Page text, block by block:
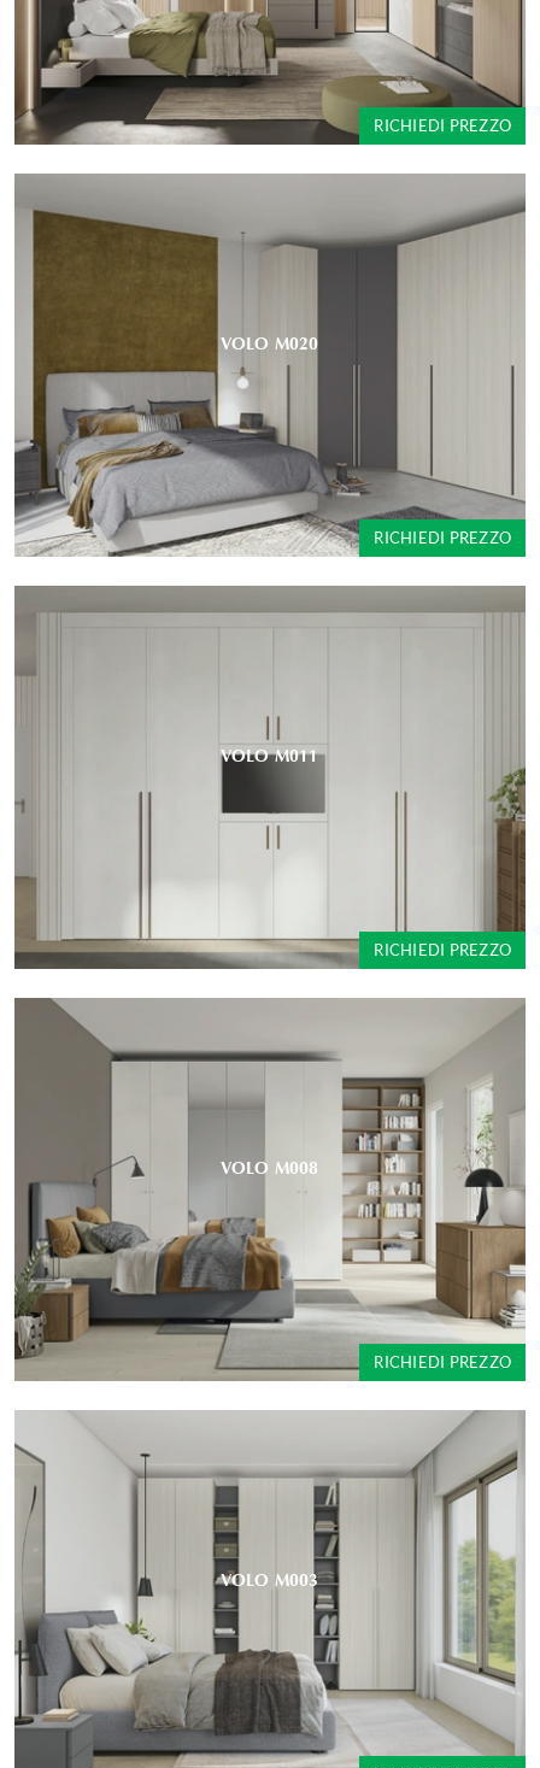
RICHIEDI PREZZO
VOLO M020
RICHIEDI PREZZO
VOLO M011
RICHIEDI PREZZO
VOLO M008
RICHIEDI PREZZO
VOLO M003